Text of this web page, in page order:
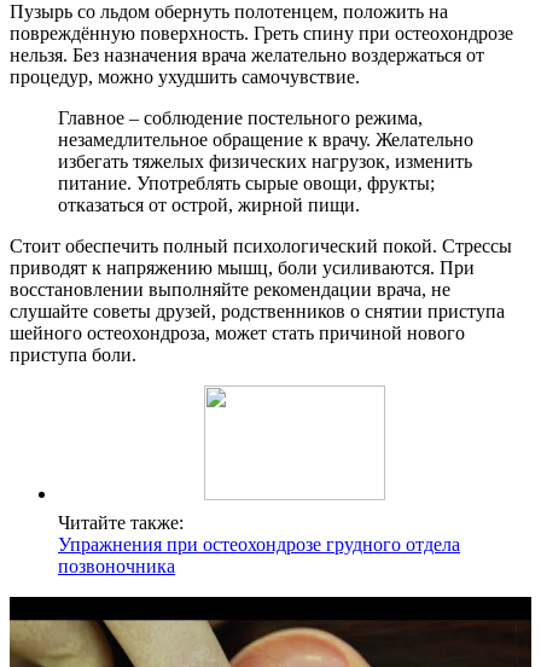
Пузырь со льдом обернуть полотенцем, положить на
повреждённую поверхность. Греть спину при остеохондрозе
нельзя. Без назначения врача желательно воздержаться от
процедур, можно ухудшить самочувствие.
Главное – соблюдение постельного режима,
незамедлительное обращение к врачу. Желательно
избегать тяжелых физических нагрузок, изменить
питание. Употреблять сырые овощи, фрукты;
отказаться от острой, жирной пищи.
Стоит обеспечить полный психологический покой. Стрессы
приводят к напряжению мышц, боли усиливаются. При
восстановлении выполняйте рекомендации врача, не
слушайте советы друзей, родственников о снятии приступа
шейного остеохондроза, может стать причиной нового
приступа боли.
Читайте также:
Упражнения при остеохондрозе грудного отдела
позвоночника